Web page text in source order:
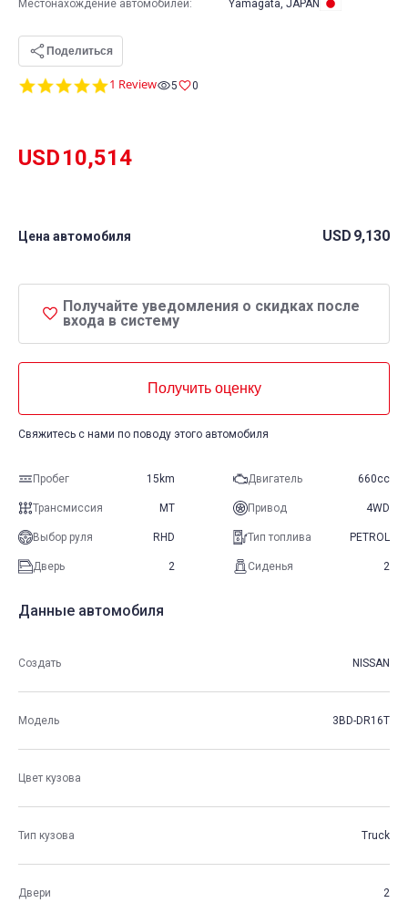
5.0
1 Review 5 0
USD10,514
Цена автомобиля USD 9,130
Получайте уведомления о скидках после
входа в систему
Получить оценку
Свяжитесь с нами по поводу этого автомобиля
Пробег 15km Двигатель 660cc
Трансмиссия MT Привод 4WD
Выбор руля RHD Тип топлива PETROL
Дверь 2 Сиденья 2
Местонахождение автомобилей: Yamagata, JAPAN
Поделиться
Данные автомобиля
Создать NISSAN
Модель 3BD-DR16T
Цвет кузова
Тип кузова Truck
Двери 2